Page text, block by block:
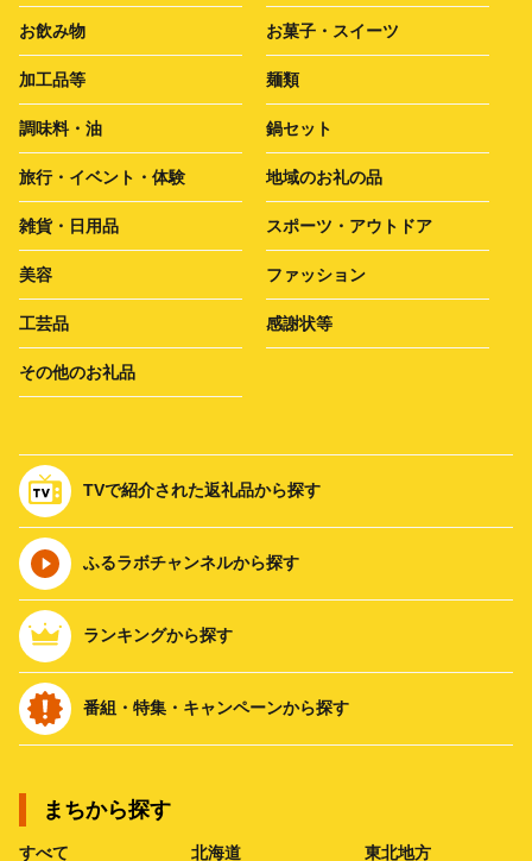
お飲み物 お菓子・スイーツ
加工品等 麺類
調味料・油 鍋セット
旅行・イベント・体験 地域のお礼の品
雑貨・日用品 スポーツ・アウトドア
美容 ファッション
工芸品 感謝状等
その他のお礼品
TVで紹介された返礼品から探す
ふるラボチャンネルから探す
ランキングから探す
番組・特集・キャンペーンから探す
まちから探す
すべて 北海道 東北地方